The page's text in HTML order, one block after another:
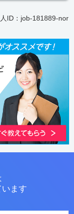
ID：job-181889-nor
ます